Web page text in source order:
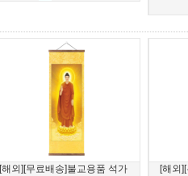
[해외][무료배송]불교용품 석가
[해외